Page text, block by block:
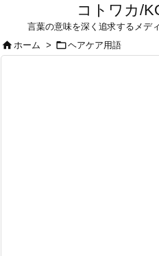
コトワカ/
言葉の意味を深く追求するメデ
ホーム > ヘアケア用語